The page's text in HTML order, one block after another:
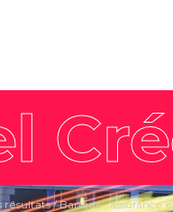
résultats/Banque- assurance